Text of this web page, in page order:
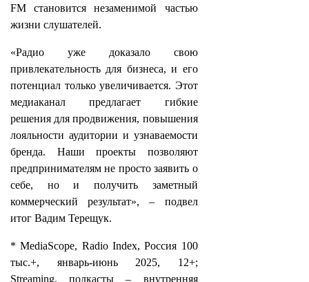
FM становится незаменимой частью
жизни слушателей.
«Радио уже доказало свою
привлекательность для бизнеса, и его
потенциал только увеличивается. Этот
медиаканал предлагает гибкие
решения для продвижения, повышения
лояльности аудитории и узнаваемости
бренда. Наши проекты позволяют
предпринимателям не просто заявить о
себе, но и получить заметный
коммерческий результат», – подвел
итог Вадим Терещук.
* MediaScope, Radio Index, Россия 100
тыс.+, январь-июнь 2025, 12+;
Streaming, подкасты – внутренняя